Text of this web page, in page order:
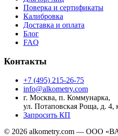
Поверка и сертификаты
Калибровка
Доставка и оплата
Блог
FAQ
Контакты
+7 (495) 215-26-75
info@alkometry.com
г. Москва, п. Коммунарка,
ул. Потаповская Роща, д. 4,
Запросить КП
© 2026 alkometry.com — ООО